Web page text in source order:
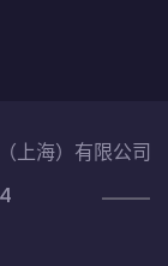
上海）有限公司